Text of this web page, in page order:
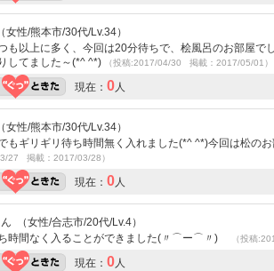
女性/熊本市/30代/Lv.34）
も以上に多く、今回は20分待ちで、桧風呂のお部屋
してました～(*^ ^*)
（投稿:2017/04/30 掲載：2017/05/01）
現在： 0人
女性/熊本市/30代/Lv.34）
もギリギリ待ち時間無く入れました(*^ ^*)今回は松の
27 掲載：2017/03/28）
現在： 0人
（女性/合志市/20代/Lv.4）
時間なく入ることができました(〃⌒ー⌒〃)ゞ
（投稿
現在： 0人